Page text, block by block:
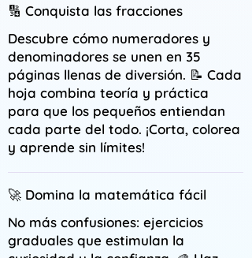
🔢 Conquista las fracciones
Descubre cómo numeradores y
denominadores se unen en 35
páginas llenas de diversión. 📝 Cada
hoja combina teoría y práctica
para que los pequeños entiendan
cada parte del todo. ¡Corta, colorea
y aprende sin límites!
🚀 Domina la matemática fácil
No más confusiones: ejercicios
graduales que estimulan la